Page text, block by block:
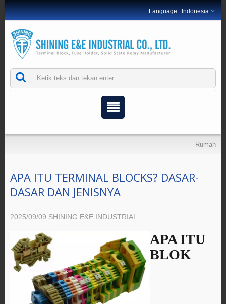
Indonesia
Rumah
APA ITU TERMINAL BLOCKS? DASAR-
DASAR DAN JENISNYA
2025/09/09 SHINING E&E INDUSTRIAL
APA ITU
BLOK